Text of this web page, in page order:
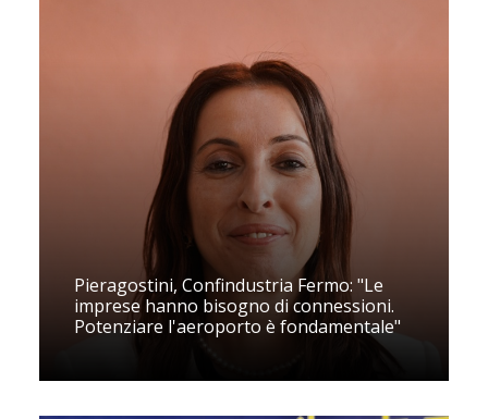
Pieragostini, Confindustria Fermo: "Le
imprese hanno bisogno di connessioni.
Potenziare l'aeroporto è fondamentale"